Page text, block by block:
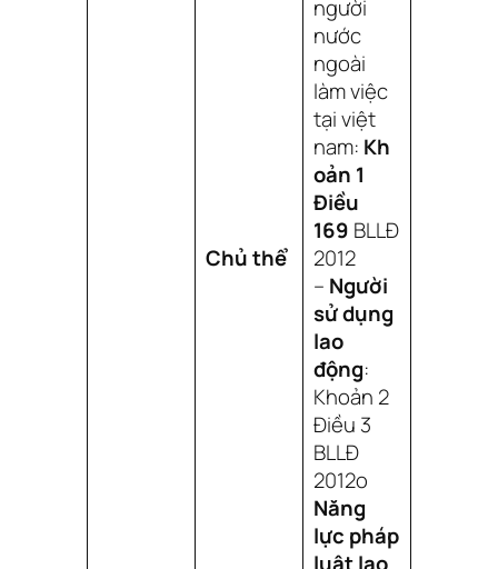
Chủ thể
người
nước
ngoài
làm việc
tại việt
nam: Kh
oản 1
Điều
169 BLLĐ
2012
– Người
sử dụng
lao
động:
Khoản 2
Điều 3
BLLĐ
2012o
Năng
lực pháp